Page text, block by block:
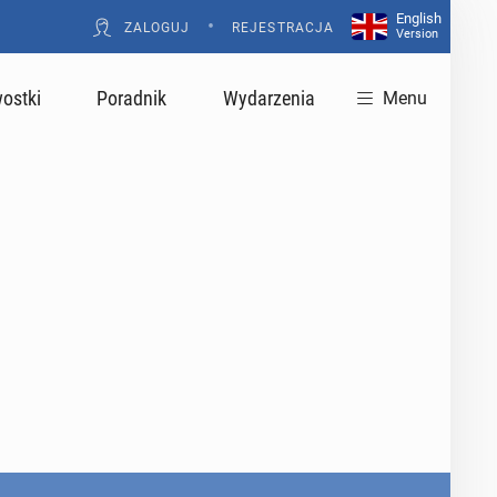
ZALOGUJ • REJESTRACJA
English
Version
Poradnik Wydarzenia Menu